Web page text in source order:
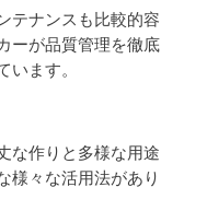
テナンスも比較的容
ーが品質管理を徹底
ます。
な作りと多様な用途
様々な活用法があり